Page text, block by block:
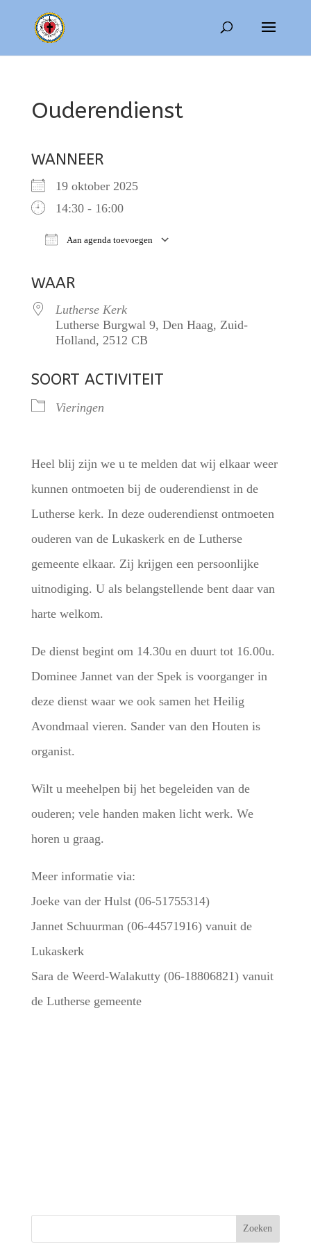
Ouderendienst
WANNEER
19 oktober 2025
14:30 - 16:00
Aan agenda toevoegen
WAAR
Lutherse Kerk
Lutherse Burgwal 9, Den Haag, Zuid-
Holland, 2512 CB
SOORT ACTIVITEIT
Vieringen
Heel blij zijn we u te melden dat wij elkaar weer
kunnen ontmoeten bij de ouderendienst in de
Lutherse kerk. In deze ouderendienst ontmoeten
ouderen van de Lukaskerk en de Lutherse
gemeente elkaar. Zij krijgen een persoonlijke
uitnodiging. U als belangstellende bent daar van
harte welkom.
De dienst begint om 14.30u en duurt tot 16.00u.
Dominee Jannet van der Spek is voorganger in
deze dienst waar we ook samen het Heilig
Avondmaal vieren. Sander van den Houten is
organist.
Wilt u meehelpen bij het begeleiden van de
ouderen; vele handen maken licht werk. We
horen u graag.
Meer informatie via:
Joeke van der Hulst (06-51755314)
Jannet Schuurman (06-44571916) vanuit de
Lukaskerk
Sara de Weerd-Walakutty (06-18806821) vanuit
de Lutherse gemeente